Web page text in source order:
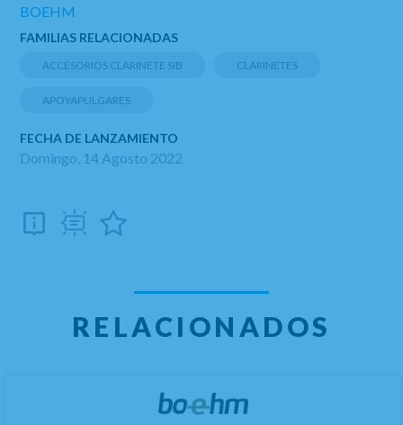
BOEHM
FAMILIAS RELACIONADAS
ACCESORIOS CLARINETE SIB CLARINETES
APOYAPULGARES
FECHA DE LANZAMIENTO
Domingo, 14 Agosto 2022
RELACIONADOS